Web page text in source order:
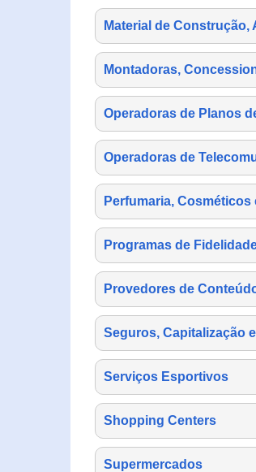
Material de Construção,
Montadoras,
Operadoras de Planos
Operadoras de
Perfumaria, Cosméticos
Programas de
Provedores de
Seguros, Capitalização
Serviços Esportivos
Shopping Centers
Supermercados